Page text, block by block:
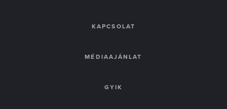
KAPCSOLAT
MÉDIAAJÁNLAT
GYIK